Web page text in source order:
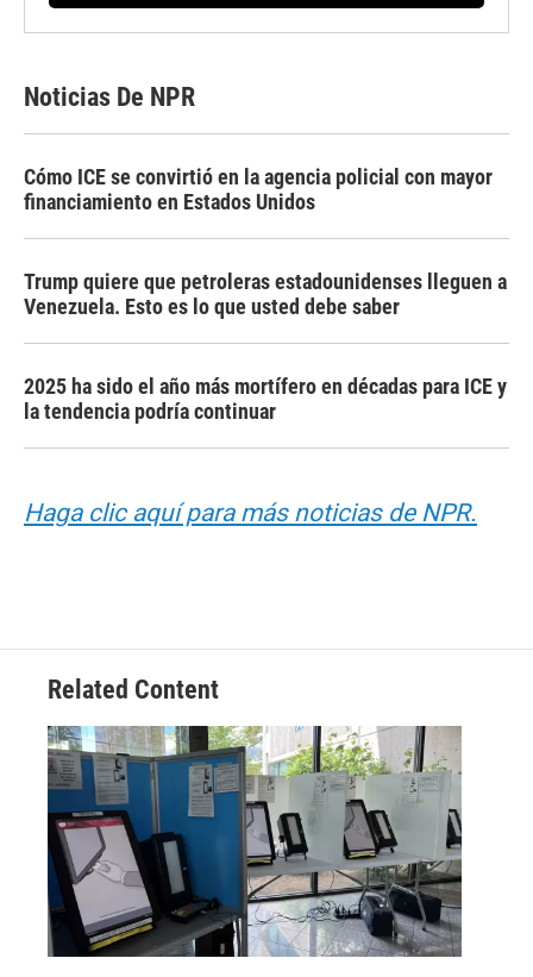
Noticias De NPR
Cómo ICE se convirtió en la agencia policial con mayor
financiamiento en Estados Unidos
Trump quiere que petroleras estadounidenses lleguen a
Venezuela. Esto es lo que usted debe saber
2025 ha sido el año más mortífero en décadas para ICE y
la tendencia podría continuar
Haga clic aquí para más noticias de NPR.
Related Content